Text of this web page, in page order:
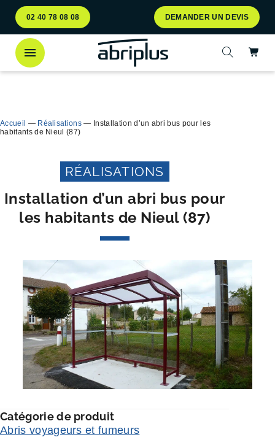
Aller
au
menu
Aller au
contenu
02 40 78 08 08 DEMANDER UN DEVIS
Ouvrir la
Accueil — Réalisations — Installation d’un abri bus pour les
habitants de Nieul (87)
RÉALISATIONS
Installation d’un abri bus pour
les habitants de Nieul (87)
Catégorie de produit
Abris voyageurs et fumeurs